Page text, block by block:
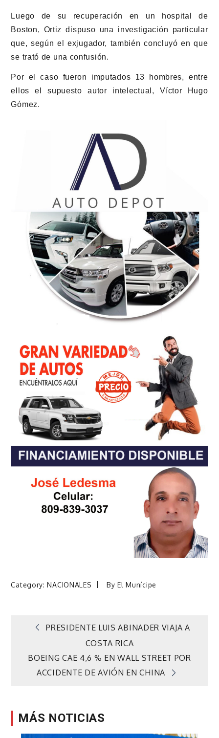
Luego de su recuperación en un hospital de
Boston, Ortiz dispuso una investigación particular
que, según el exjugador, también concluyó en que
se trató de una confusión.
Por el caso fueron imputados 13 hombres, entre
ellos el supuesto autor intelectual, Víctor Hugo
Gómez.
Category:NACIONALES ByEl Munícipe
Navegación
de
PRESIDENTE LUIS ABINADER VIAJA A
COSTA RICA
BOEING CAE 4,6 % EN WALL STREET POR
ACCIDENTE DE AVIÓN EN CHINA
MÁS NOTICIAS